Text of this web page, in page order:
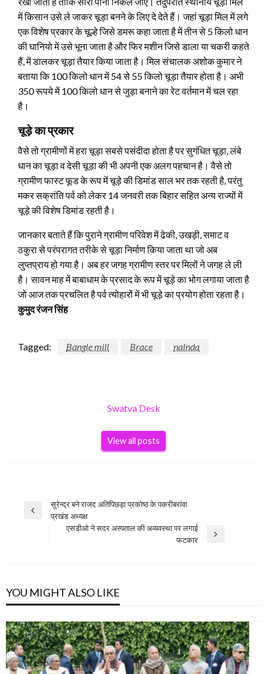
में किसान उसे ले जाकर चूड़ा बनने के लिए दे देते हैं। जहां चूड़ा मिल में लगे
एक विशेष प्रकार के चूल्हे जिसे डमरू कहा जाता है में तीन से 5 किलो धान
की घानियो में उसे भूना जाता है और फिर मशीन जिसे डाला या चकरी कहते
हैं, में डालकर चूड़ा तैयार किया जाता है। मिल संचालक अशोक कुमार ने
बताया कि 100 किलो धान में 54 से 55 किलो चूड़ा तैयार होता है। अभी
350 रूपये में 100 किलो धान से जुड़ा बनाने का रेट वर्तमान में चल रहा
है।
चूड़े का प्रकार
वैसे तो ग्रामीणों में हरा चूड़ा सबसे पसंदीदा होता है पर सुगंधित चूड़ा, लंबे
धान का चूड़ा व देसी चूड़ा की भी अपनी एक अलग पहचान है। वैसे तो
ग्रामीण फास्ट फूड के रूप में चूड़े की डिमांड साल भर तक रहती है, परंतु
मकर सक्रांति पर्व को लेकर 14 जनवरी तक बिहार सहित अन्य राज्यों में
चूड़े की विशेष डिमांड रहती है।
जानकार बताते हैं कि पुराने ग्रामीण परिवेश में ढेकी, उखड़ी, समाट व
ठकुरा से परंपरागत तरीके से चूड़ा निर्माण किया जाता था जो अब
लुप्तप्राय हो गया है। अब हर जगह ग्रामीण स्तर पर मिलों ने जगह ले ली
है। सावन माह में बाबाधाम के प्रसाद के रूप में चूड़े का भोग लगाया जाता है
जो आज तक प्रचलित है पर्व त्योहारों में भी चूड़े का प्रयोग होता रहता है।
कुमुद रंजन सिंह
Tagged: Bangle mill Brace nalnda
Swatva Desk
View all posts
Post
navigation
Previous
सुरेन्द्र बने राजद अतिपिछड़ा प्रकोष्ठ के पकरीबरांवा
प्रखंड अध्यक्ष
एसडीओ ने सदर अस्पताल की अव्यवस्था पर लगाई
फटकार
YOU MIGHT ALSO LIKE